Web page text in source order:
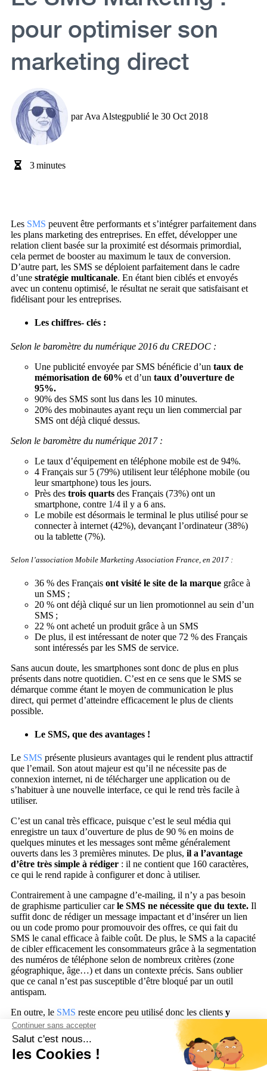
pour optimiser son
marketing direct
parAva Alstegpublié le 30 Oct 2018
3minutes
Les SMS peuvent être performants et s’intégrer parfaitement dans
les plans marketing des entreprises. En effet, développer une
relation client basée sur la proximité est désormais primordial,
cela permet de booster au maximum le taux de conversion.
D’autre part, les SMS se déploient parfaitement dans le cadre
d’une stratégie multicanale. En étant bien ciblés et envoyés
avec un contenu optimisé, le résultat ne serait que satisfaisant et
fidélisant pour les entreprises.
Les chiffres- clés :
Selon le baromètre du numérique 2016 du CREDOC :
Une publicité envoyée par SMS bénéficie d’un taux de
mémorisation de 60% et d’un taux d’ouverture de
95%.
90% des SMS sont lus dans les 10 minutes.
20% des mobinautes ayant reçu un lien commercial par
SMS ont déjà cliqué dessus.
Selon le baromètre du numérique 2017 :
Le taux d’équipement en téléphone mobile est de 94%.
4 Français sur 5 (79%) utilisent leur téléphone mobile (ou
leur smartphone) tous les jours.
Près des trois quarts des Français (73%) ont un
smartphone, contre 1/4 il y a 6 ans.
Le mobile est désormais le terminal le plus utilisé pour se
connecter à internet (42%), devançant l’ordinateur (38%)
ou la tablette (7%).
Selon l’association Mobile Marketing Association France, en 2017 :
36 % des Français ont visité le site de la marque grâce à
un SMS ;
20 % ont déjà cliqué sur un lien promotionnel au sein d’un
SMS ;
22 % ont acheté un produit grâce à un SMS
De plus, il est intéressant de noter que 72 % des Français
sont intéressés par les SMS de service.
Sans aucun doute, les smartphones sont donc de plus en plus
présents dans notre quotidien. C’est en ce sens que le SMS se
démarque comme étant le moyen de communication le plus
direct, qui permet d’atteindre efficacement le plus de clients
possible.
Le SMS, que des avantages !
Le SMS présente plusieurs avantages qui le rendent plus attractif
que l’email. Son atout majeur est qu’il ne nécessite pas de
connexion internet, ni de télécharger une application ou de
s’habituer à une nouvelle interface, ce qui le rend très facile à
utiliser.
C’est un canal très efficace, puisque c’est le seul média qui
enregistre un taux d’ouverture de plus de 90 % en moins de
quelques minutes et les messages sont même généralement
ouverts dans les 3 premières minutes. De plus, il a l’avantage
d’être très simple à rédiger : il ne contient que 160 caractères,
ce qui le rend rapide à configurer et donc à utiliser.
Contrairement à une campagne d’e-mailing, il n’y a pas besoin
de graphisme particulier carle SMS ne nécessite que du texte. Il
suffit donc de rédiger un message impactant et d’insérer un lien
ou un code promo pour promouvoir des offres, ce qui fait du
SMS le canal efficace à faible coût. De plus, le SMS a la capacité
de cibler efficacement les consommateurs grâce à la segmentation
des numéros de téléphone selon de nombreux critères (zone
géographique, âge…) et dans un contexte précis. Sans oublier
que ce canal n’est pas susceptible d’être bloqué par un outil
antispam.
En outre, le SMS reste encore peu utilisé donc les clients y
portent encore attention quand ils en reçoivent.
majeur de ce canal qui n’a pas encore été saturé par la pression
commerciale ! Ainsi, le SMS est une réelle opportunité à saisir
pour avoir un contact privilégié avec ses clients.